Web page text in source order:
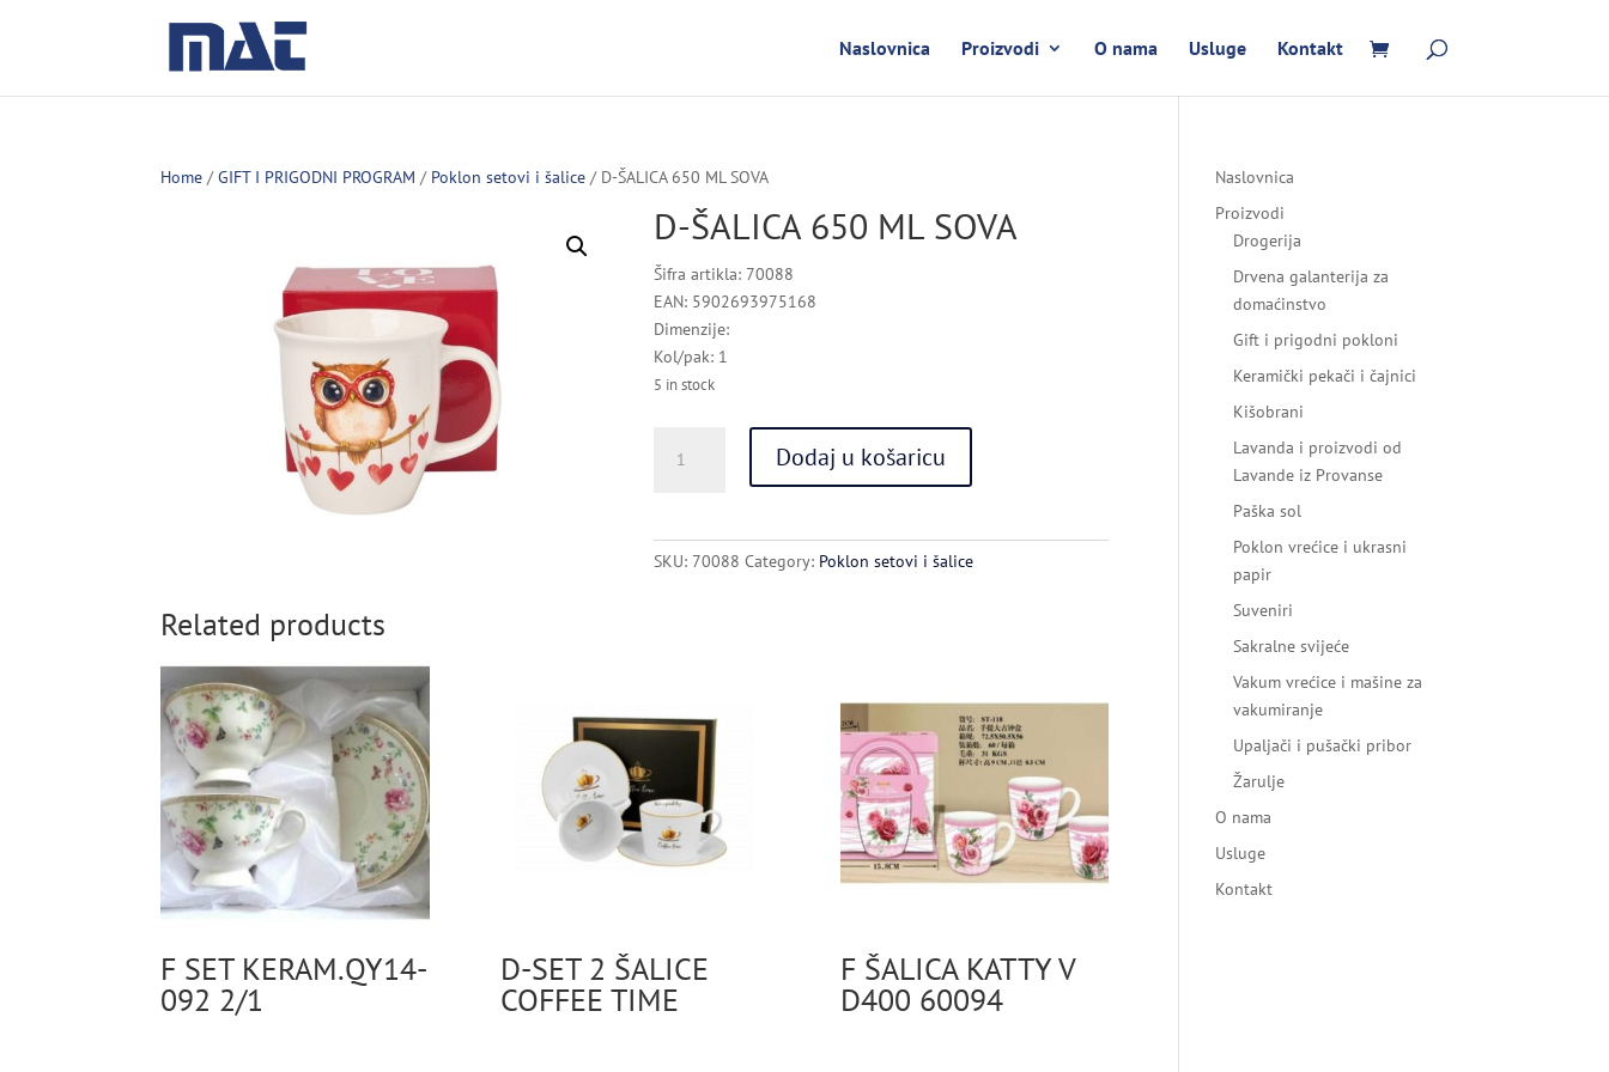
Naslovnica Proizvodi O nama Usluge Kontakt
Home /GIFT I PRIGODNI PROGRAM / Poklon setovi i šalice / D-ŠALICA 650 ML SOVA
D-ŠALICA 650 ML SOVA
Šifra artikla: 70088
EAN: 5902693975168
Dimenzije:
Kol/pak: 1
5 in stock
ŠALICA
Dodaj u košaricu
SKU: 70088 Category: Poklon setovi i šalice
Related products
F SET KERAM.QY14-
092 2/1
D-SET 2 ŠALICE
COFFEE TIME
F ŠALICA KATTY V
D400 60094
Naslovnica
Proizvodi
Drogerija
Drvena galanterija za
domaćinstvo
Gift i prigodni pokloni
Keramički pekači i čajnici
Kišobrani
Lavanda i proizvodi od
Lavande iz Provanse
Paška sol
Poklon vrećice i ukrasni
papir
Suveniri
Sakralne svijeće
Vakum vrećice i mašine za
vakumiranje
Upaljači i pušački pribor
Žarulje
O nama
Usluge
Kontakt